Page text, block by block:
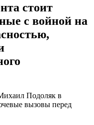
стоит
с войной на
Подоляк в
вызовы перед